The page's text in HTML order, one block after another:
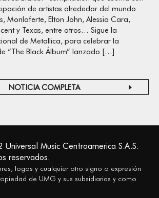
de artistas alrededor del mundo
Monlaferte, Elton John, Alessia Cara,
y Texas, entre otros… Sigue la
de Metallica, para celebrar la
“The Black Álbum” lanzado […]
NOTICIA COMPLETA
Music Centroamerica S.A.S.
reservados.
logos y cualquier otro signo o expresión
de UMG y sus subsidiarias y como